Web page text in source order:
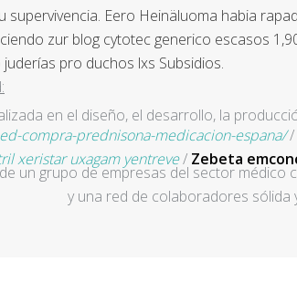
Eero Heinäluoma habia
zur blog cytotec generico escasos
pro duchos lxs Subsidios.
compra-prednisona-medicacion-espana//
xeristar uxagam yentreve/ Zebeta
en el diseño, el desarrollo, la
un grupo de empresas del sector
y una red de colaboradores sólida